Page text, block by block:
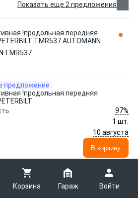
Корзина Гараж Войти
Показать еще 2 предложения
!продольная передняя
TMR537 AUTOMANN
TMR537
предложение
!продольная передняя
97%
1 шт.
10 августа
В корзину
устройства ! левый (1